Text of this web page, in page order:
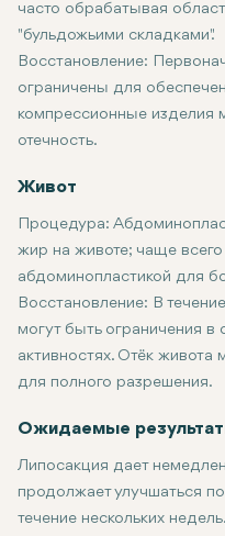
часто обрабатывая
"бульдожьими складками".
Восстановление:
ограничены для
компрессионные изделия
отечность.
Живот
Процедура:
жир на животе; чаще
абдоминопластикой для
Восстановление: В
могут быть ограничения
активностях. Отёк живота
для полного разрешения.
Ожидаемые
Липосакция дает
продолжает улучшаться
течение нескольких